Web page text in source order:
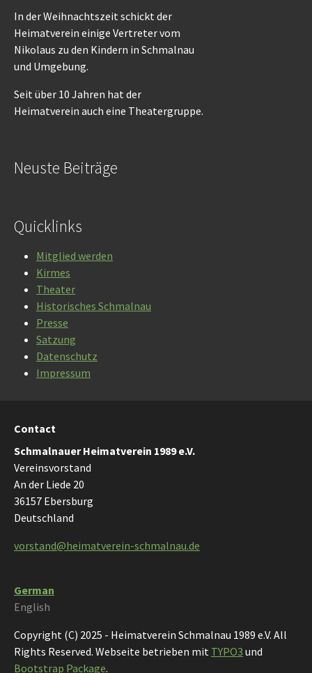
In der Weihnachtszeit schickt der
Heimatverein einige Vertreter vom
Nikolaus zu den Kindern in Schmalnau
und Umgebung.
Seit über 10 Jahren hat der
Heimatverein auch eine Theatergruppe.
Neuste Beiträge
Quicklinks
Mitglied werden
Kirmes
Theater
Historisches Schmalnau
Presse
Satzung
Datenschutz
Impressum
Contact
Schmalnauer Heimatverein 1989 e.V.
Vereinsvorstand
An der Liede 20
36157 Ebersburg
Deutschland
vorstand@heimatverein-schmalnau.de
German
English
Copyright (C) 2025 - Heimatverein Schmalnau 1989 e.V. All
Rights Reserved. Webseite betrieben mit TYPO3 und
Bootstrap Package.